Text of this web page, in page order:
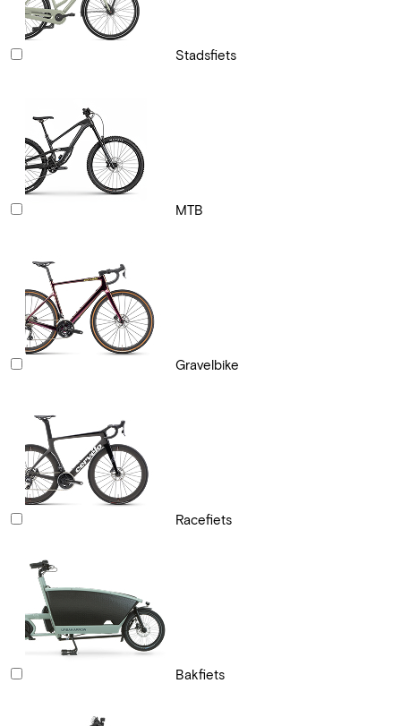
Stadsfiets
MTB
Gravelbike
Racefiets
Bakfiets